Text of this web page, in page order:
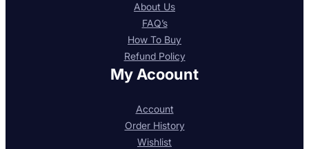
About Us
FAQ’s
How To Buy
Refund Policy
My Acoount
Account
Order History
Wishlist